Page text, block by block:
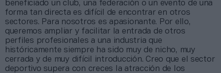
beneficiado un club, una federación o un evento de una
forma tan directa es difícil de encontrar en otros
sectores. Para nosotros es apasionante. Por ello,
queremos ampliar y facilitar la entrada de otros
perfiles profesionales a una industria que
históricamente siempre ha sido muy de nicho, muy
cerrada y de muy difícil introducción. Creo que el sector
deportivo supera con creces la atracción de los